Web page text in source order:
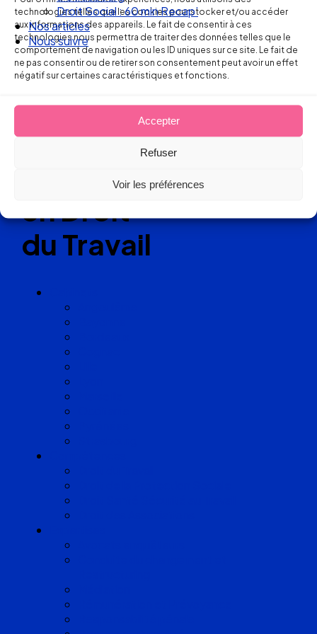
technologies telles que les cookies pour stocker et/ou accéder
aux informations des appareils. Le fait de consentir à ces
technologies nous permettra de traiter des données telles que le
comportement de navigation ou les ID uniques sur ce site. Le fait de
ne pas consentir ou de retirer son consentement peut avoir un effet
négatif sur certaines caractéristiques et fonctions.
Accepter
Refuser
Voir les préférences
Droit Social : 60 min Recap’
Nos articles
Nous suivre
Ellipse Avocats
Réseau
de cabinets
d’avocats
experts
en Droit
du Travail